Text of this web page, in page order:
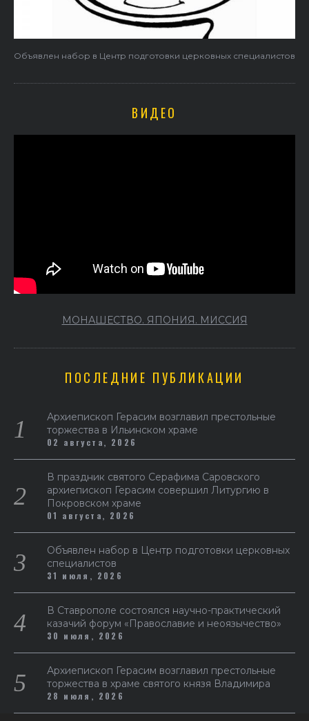
Объявлен набор в Центр подготовки церковных специалистов
ВИДЕО
МОНАШЕСТВО. ЯПОНИЯ. МИССИЯ
ПОСЛЕДНИЕ ПУБЛИКАЦИИ
Архиепископ Герасим возглавил престольные
торжества в Ильинском храме
02 августа, 2026
В праздник святого Серафима Саровского
архиепископ Герасим совершил Литургию в
Покровском храме
01 августа, 2026
Объявлен набор в Центр подготовки церковных
специалистов
31 июля, 2026
В Ставрополе состоялся научно-практический
казачий форум «Православие и неоязычество»
30 июля, 2026
Архиепископ Герасим возглавил престольные
торжества в храме святого князя Владимира
28 июля, 2026